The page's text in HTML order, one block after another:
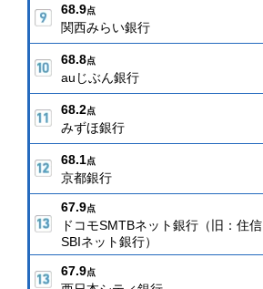
68.9点
関西みらい銀行
68.8点
auじぶん銀行
68.2点
みずほ銀行
68.1点
京都銀行
67.9点
ドコモSMTBネット銀行（旧：住信
SBIネット銀行）
67.9点